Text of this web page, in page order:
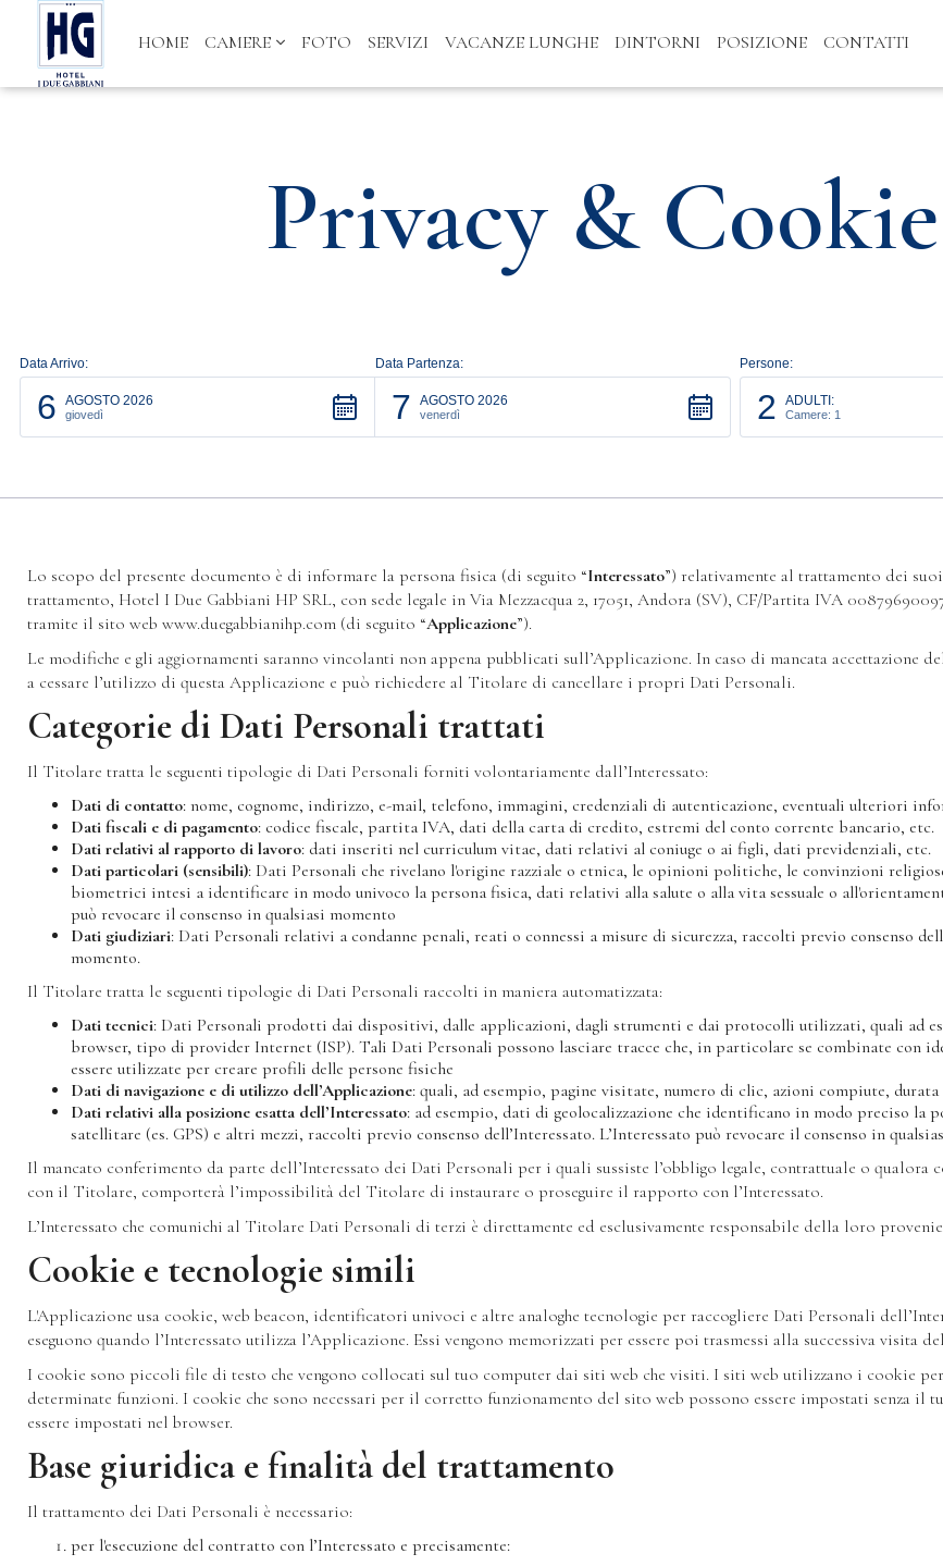
HOME CAMERE FOTO SERVIZI VACANZE LUNGHE DINTORNI POSIZIONE CONTATTI
Privacy &
Data Arrivo:
6 AGOSTO 2026
giovedì
Data Partenza:
7 AGOSTO 2026
venerdì
Persone:
2 ADULTI:
Camere: 1
Lo scopo del presente documento è di informare la persona fisica (di seguito “Interessato”) relativamente al trattamento dei
trattamento, Hotel I Due Gabbiani HP SRL, con sede legale in Via Mezzacqua 2, 17051, Andora (SV), CF/Partita IVA
tramite il sito web www.duegabbianihp.com (di seguito “Applicazione”).
Le modifiche e gli aggiornamenti saranno vincolanti non appena pubblicati sull’Applicazione. In caso di mancata accettazione
a cessare l’utilizzo di questa Applicazione e può richiedere al Titolare di cancellare i propri Dati Personali.
Categorie di Dati Personali trattati
Il Titolare tratta le seguenti tipologie di Dati Personali forniti volontariamente dall’Interessato:
Dati di contatto: nome, cognome, indirizzo, e-mail, telefono, immagini, credenziali di autenticazione, eventuali ulteriori
Dati fiscali e di pagamento: codice fiscale, partita IVA, dati della carta di credito, estremi del conto corrente bancario, etc.
Dati relativi al rapporto di lavoro: dati inseriti nel curriculum vitae, dati relativi al coniuge o ai figli, dati previdenziali, etc.
Dati particolari (sensibili): Dati Personali che rivelano l'origine razziale o etnica, le opinioni politiche, le convinzioni
biometrici intesi a identificare in modo univoco la persona fisica, dati relativi alla salute o alla vita sessuale o
può revocare il consenso in qualsiasi momento
Dati giudiziari: Dati Personali relativi a condanne penali, reati o connessi a misure di sicurezza, raccolti previo consenso
momento.
Il Titolare tratta le seguenti tipologie di Dati Personali raccolti in maniera automatizzata:
Dati tecnici: Dati Personali prodotti dai dispositivi, dalle applicazioni, dagli strumenti e dai protocolli utilizzati, quali ad
browser, tipo di provider Internet (ISP). Tali Dati Personali possono lasciare tracce che, in particolare se combinate con
essere utilizzate per creare profili delle persone fisiche
Dati di navigazione e di utilizzo dell’Applicazione: quali, ad esempio, pagine visitate, numero di clic, azioni compiute, durata
Dati relativi alla posizione esatta dell’Interessato: ad esempio, dati di geolocalizzazione che identificano in modo preciso la
satellitare (es. GPS) e altri mezzi, raccolti previo consenso dell’Interessato. L’Interessato può revocare il consenso in
Il mancato conferimento da parte dell’Interessato dei Dati Personali per i quali sussiste l’obbligo legale, contrattuale o
con il Titolare, comporterà l’impossibilità del Titolare di instaurare o proseguire il rapporto con l’Interessato.
L’Interessato che comunichi al Titolare Dati Personali di terzi è direttamente ed esclusivamente responsabile della loro
Cookie e tecnologie simili
L'Applicazione usa cookie, web beacon, identificatori univoci e altre analoghe tecnologie per raccogliere Dati Personali
eseguono quando l’Interessato utilizza l’Applicazione. Essi vengono memorizzati per essere poi trasmessi alla successiva visita
I cookie sono piccoli file di testo che vengono collocati sul tuo computer dai siti web che visiti. I siti web utilizzano i cookie
determinate funzioni. I cookie che sono necessari per il corretto funzionamento del sito web possono essere impostati senza
essere impostati nel browser.
Base giuridica e finalità del trattamento
Il trattamento dei Dati Personali è necessario:
per l'esecuzione del contratto con l’Interessato e precisamente: